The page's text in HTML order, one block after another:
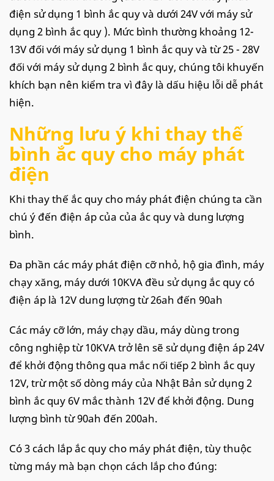
điện sử dụng 1 bình ắc quy và dưới 24V với máy sử
dụng 2 bình ắc quy ). Mức bình thường khoảng 12-
13V đối với máy sử dụng 1 bình ắc quy và từ 25 - 28V
đối với máy sử dụng 2 bình ắc quy, chúng tôi khuyến
khích bạn nên kiểm tra vì đây là dấu hiệu lỗi dễ phát
hiện.
Những lưu ý khi thay thế
bình ắc quy cho máy phát
điện
Khi thay thế ắc quy cho máy phát điện chúng ta cần
chú ý đến điện áp của của ắc quy và dung lượng
bình.
Đa phần các máy phát điện cỡ nhỏ, hộ gia đình, máy
chạy xăng, máy dưới 10KVA đều sử dụng ắc quy có
điện áp là 12V dung lượng từ 26ah đến 90ah
Các máy cỡ lớn, máy chạy dầu, máy dùng trong
công nghiệp từ 10KVA trở lên sẽ sử dụng điện áp 24V
để khởi động thông qua mắc nối tiếp 2 bình ắc quy
12V, trừ một số dòng máy của Nhật Bản sử dụng 2
bình ắc quy 6V mắc thành 12V để khởi động. Dung
lượng bình từ 90ah đến 200ah.
Có 3 cách lắp ắc quy cho máy phát điện, tùy thuộc
từng máy mà bạn chọn cách lắp cho đúng: